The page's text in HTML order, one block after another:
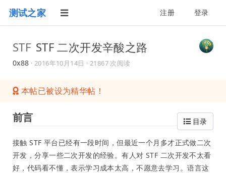
测试之家 注册 登录
STF STF 二次开发辛酸之路
0x88 · 2016年10月14日 · 21867 次阅读
本帖已被设为精华帖！
目录
前言
接触 STF 平台已经有一段时间，但最近一个月多才正式做二次
开发，分享一些二次开发的经验。有人对 STF 二次开发不太看
好，代码看不懂，表示学习成本太高，不愿意去学习。语言这